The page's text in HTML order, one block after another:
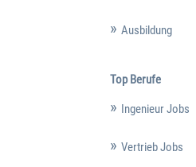
Ausbildung
Top Berufe
Ingenieur Jobs
Vertrieb Jobs